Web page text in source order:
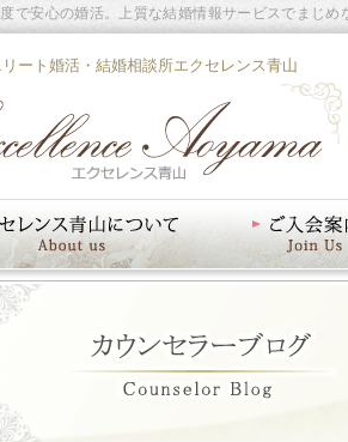
ート婚活・結婚相談所エクセレンス青山
度で安心の婚活。上質な結婚情報サービスでまじめ
ス青山について